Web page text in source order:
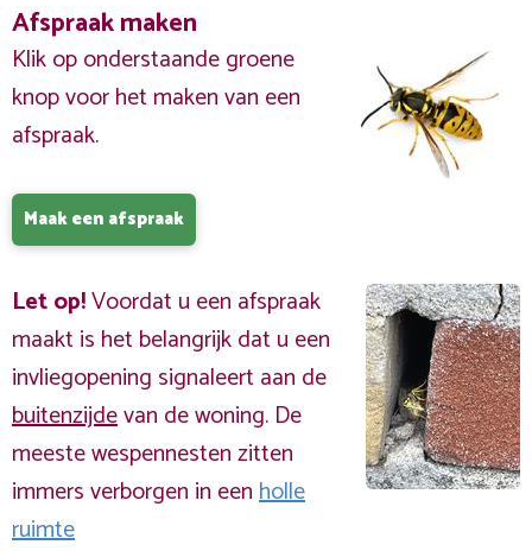
Afspraak maken
Klik op onderstaande groene
knop voor het maken van een
afspraak.
Maak een afspraak
Let op!Voordat u een afspraak
maakt is het belangrijk dat u een
invliegopening signaleert aan de
buitenzijdevan de woning. De
meeste wespennesten zitten
immers verborgen in eenholle
ruimte